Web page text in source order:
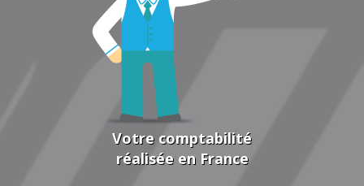
Votre comptabilité
réalisée en France